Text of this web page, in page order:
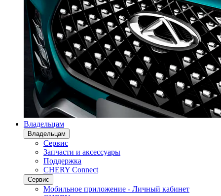
Владельцам
Владельцам
Сервис
Запчасти и аксессуары
Поддержка
CHERY Connect
Сервис
Мобильное приложение - Личный кабинет